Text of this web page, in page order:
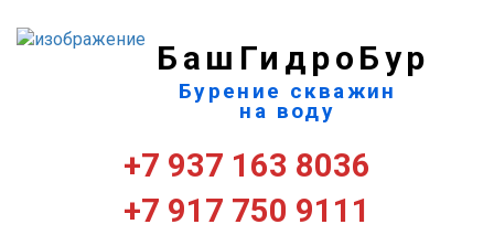
БашГидроБур
Бурение скважин
на воду
+7 937 163 8036
+7 917 750 9111